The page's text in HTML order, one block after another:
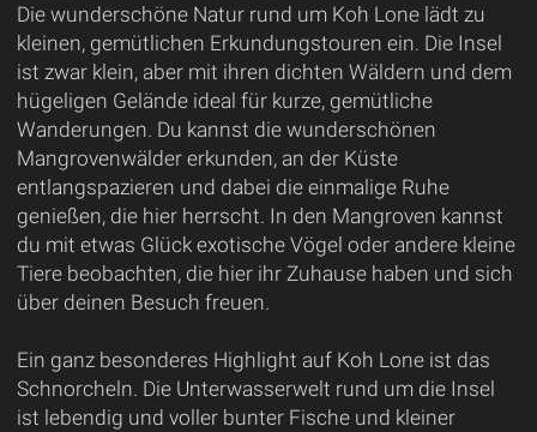
Die wunderschöne Natur rund um Koh Lone lädt zu
kleinen, gemütlichen Erkundungstouren ein. Die Insel
ist zwar klein, aber mit ihren dichten Wäldern und dem
hügeligen Gelände ideal für kurze, gemütliche
Wanderungen. Du kannst die wunderschönen
Mangrovenwälder erkunden, an der Küste
entlangspazieren und dabei die einmalige Ruhe
genießen, die hier herrscht. In den Mangroven kannst
du mit etwas Glück exotische Vögel oder andere kleine
Tiere beobachten, die hier ihr Zuhause haben und sich
über deinen Besuch freuen.
Ein ganz besonderes Highlight auf Koh Lone ist das
Schnorcheln. Die Unterwasserwelt rund um die Insel
ist lebendig und voller bunter Fische und kleiner